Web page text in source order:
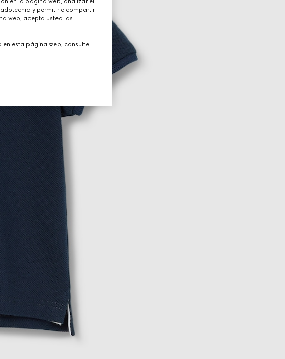
y permitirle compartir
web, acepta usted las
en esta página web, consulte